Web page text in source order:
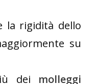
la rigidità dello
su
dei molleggi